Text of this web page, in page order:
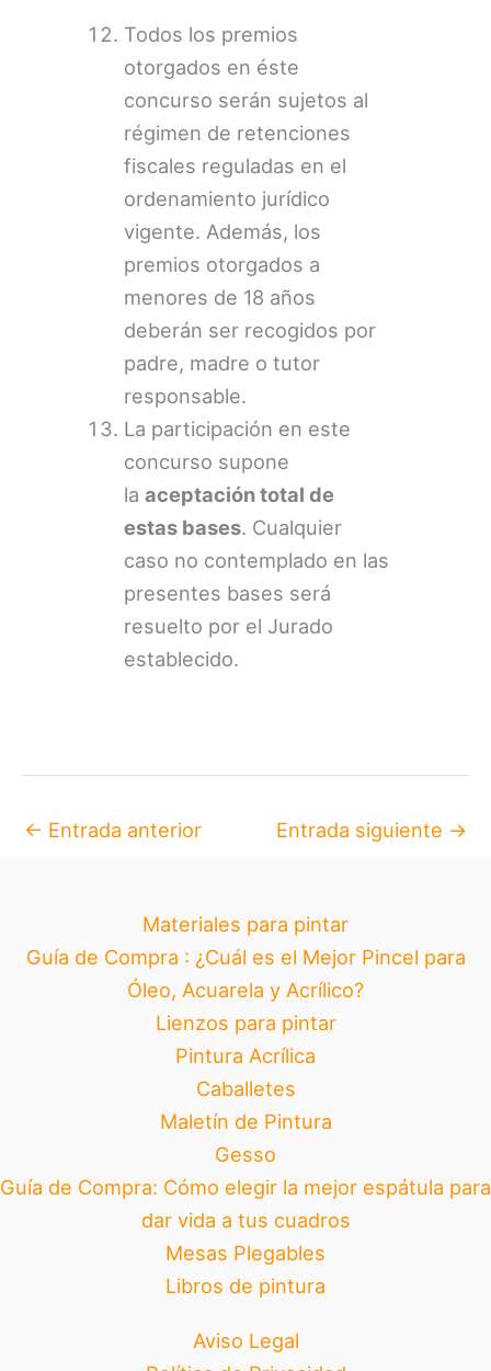
Todos los premios
otorgados en éste
concurso serán sujetos al
régimen de retenciones
fiscales reguladas en el
ordenamiento jurídico
vigente. Además, los
premios otorgados a
menores de 18 años
deberán ser recogidos por
padre, madre o tutor
responsable.
La participación en este
concurso supone
la aceptación total de
estas bases. Cualquier
caso no contemplado en las
presentes bases será
resuelto por el Jurado
establecido.
← Entrada anterior Entrada siguiente →
Materiales para pintar
Guía de Compra : ¿Cuál es el Mejor Pincel para
Óleo, Acuarela y Acrílico?
Lienzos para pintar
Pintura Acrílica
Caballetes
Maletín de Pintura
Gesso
Guía de Compra: Cómo elegir la mejor espátula para
dar vida a tus cuadros
Mesas Plegables
Libros de pintura
Aviso Legal